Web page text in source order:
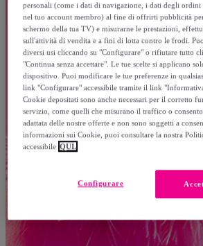
personali (come i dati di navigazione, i dati degli
nel tuo account membro) al fine di offrirti pubblicità
schermo della tua TV) e misurarne le prestazioni,
sull'attività di vendita e a fini di lotta contro le frodi.
diversi usi cliccando su "Configurare" o rifiutare tutto
"Continua senza accettare". Le tue scelte si applicano
dispositivo. Puoi modificare le tue preferenze in
link "Configurare" accessibile tramite il link
Cookie depositati sono anche necessari per il corretto
servizio, come quelli che misurano il traffico o
adattata delle nostre offerte e non sono soggetti a
informazioni sui Cookie, puoi consultare la nostra
accessibile QUI.
Configurare